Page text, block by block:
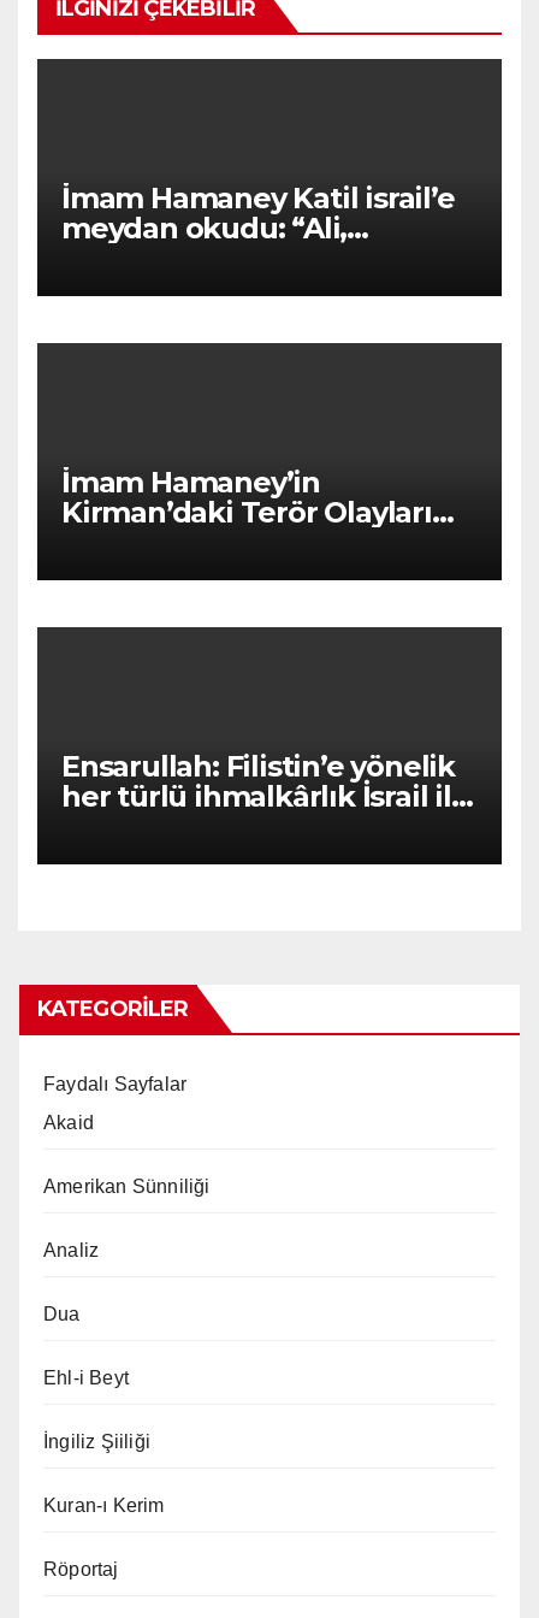
İLGINIZI ÇEKEBILIR
İmam Hamaney Katil israil’e
meydan okudu: “Ali,
dönüyor!”
İmam Hamaney’in
Kirman’daki Terör Olayları
Ensarullah: Filistin’e yönelik
her türlü ihmalkârlık İsrail ile
KATEGORILER
Faydalı Sayfalar
Akaid
Amerikan Sünniliği
Analiz
Dua
Ehl-i Beyt
İngiliz Şiiliği
Kuran-ı Kerim
Röportaj